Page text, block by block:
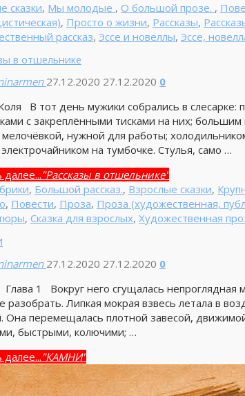
сказки, Мы молодые , О большой прозе. ,
, Просто о жизни, Рассказы,
рассказ, Эссе и новеллы, Эссе,
в отшельнике
27.12.2020 27.12.2020 0
В тот день мужики собрались в
с закреплёнными тисками на них;
мелочёвкой, нужной для работы;
на тумбочке. Стулья, само …
далее... "Рассказы в отшельнике"
, Большой рассказ., Взрослые сказки,
, Повести, Проза, Проза (художественная,
, Сказка для взрослых, Художественная
27.12.2020 27.12.2020 0
1 Вокруг него сгущалась
разобрать. Липкая мокрая взвесь летала в
Она перемещалась плотной завесой,
быстрыми, колючими; …
далее... "КАМНИ"